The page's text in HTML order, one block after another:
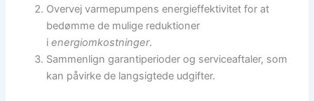
Overvej varmepumpens energieffektivitet for at
bedømme de mulige reduktioner
ienergiomkostninger.
Sammenlign garantiperioder og serviceaftaler, som
kan påvirke de langsigtede udgifter.